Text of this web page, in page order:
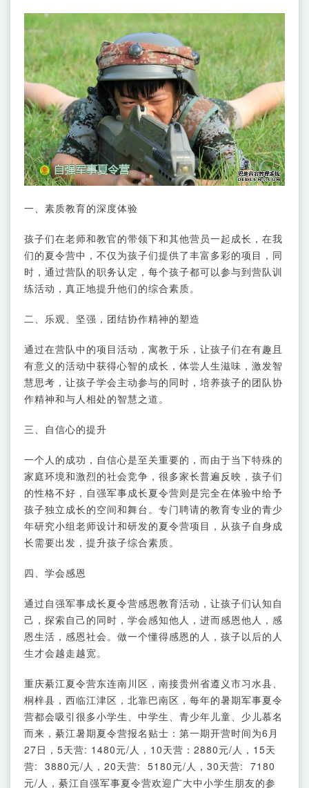
一、素质教育的深度体验
孩子们在老师和教官的带领下和其他营员一起成长，在我
们的夏令营中，不仅为孩子们提供了丰富多彩的项目，同
时，通过营队的职务认定，每个孩子都可以参与到营队训
练活动，真正地提升他们的综合素质。
二、乐观、坚强，团结协作精神的塑造
通过在营队中的项目活动，寓教于乐，让孩子们在有趣且
有意义的活动中获得心智的成长，体尝人生滋味，激发智
慧思考，让孩子学会主动参与的同时，培养孩子的团队协
作精神和与人相处的智慧之道。
三、自信心的提升
一个人的成功，自信心是至关重要的，而由于当下特殊的
家庭环境和激烈的社会竞争，很多家长普遍反映，孩子们
的性格不好，自强军事成长夏令营则是完全在体验中给予
孩子独立成长的空间和舞台。专门聘请的教育专业的青少
年研究小组老师设计和研发的夏令营项目，从孩子自身成
长需要出发，提升孩子综合素质。
四、学会感恩
通过自强军事成长夏令营感恩教育活动，让孩子们认知自
己，探索自己的同时，学会感知他人，进而感恩他人，感
恩生活，感恩社会。做一个懂得感恩的人，孩子以后的人
生才会越走越宽。
重庆綦江夏令营东连南川区，南接贵州省遵义市习水县、
桐梓县，西临江津区，北靠巴南区，每年的暑期军事夏令
营都会吸引很多小学生、中学生、青少年儿童、少儿慕名
而来，綦江暑期夏令营报名贴士：第一期开营时间为6月
27日，5天营: 1480元/人，10天营：2880元/人，15天
营: 3880元/人，20天营: 5180元/人，30天营: 7180
元/人，綦江自强军事夏令营欢迎广大中小学生朋友的参